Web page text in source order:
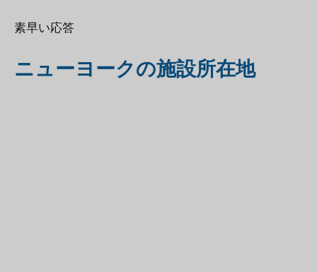
素早い応答
ニューヨークの施設所在地